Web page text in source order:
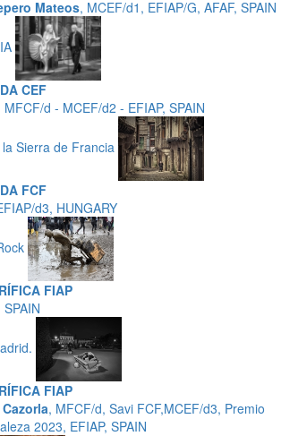
Mateos, MCEF/d1, EFIAP/G, AFAF, SPAIN
CEF
MFCF/d - MCEF/d2 - EFIAP, SPAIN
Sierra de Francia
FCF
d3, HUNGARY
FIAP
SPAIN
FIAP
, MFCF/d, Savi FCF,MCEF/d3, Premio
2023, EFIAP, SPAIN